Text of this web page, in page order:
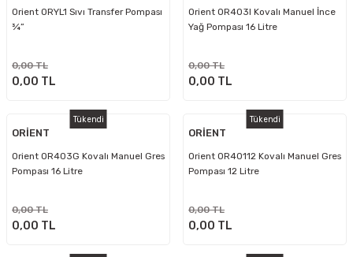
Orient ORYL1 Sıvı Transfer Pompası
¾”
0,00 TL
0,00 TL
Orient OR403I Kovalı Manuel İnce
Yağ Pompası 16 Litre
0,00 TL
0,00 TL
Tükendi
ORİENT
Orient OR403G Kovalı Manuel Gres
Pompası 16 Litre
0,00 TL
0,00 TL
Tükendi
ORİENT
Orient OR40112 Kovalı Manuel Gres
Pompası 12 Litre
0,00 TL
0,00 TL